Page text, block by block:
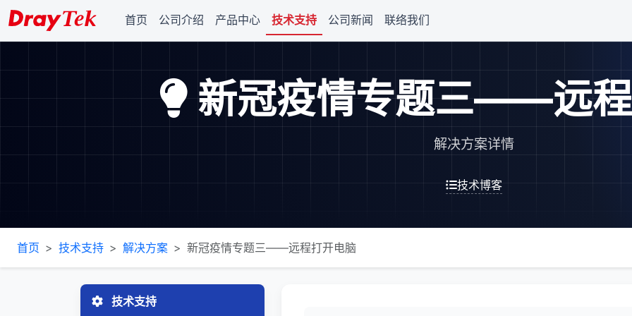
首页 公司介绍 产品中心 技术支持 公司新闻 联络我们
新冠疫情专题三——远
解决方案详情
技术博客
首页 技术支持 解决方案 新冠疫情专题三——远程打开电脑
技术支持